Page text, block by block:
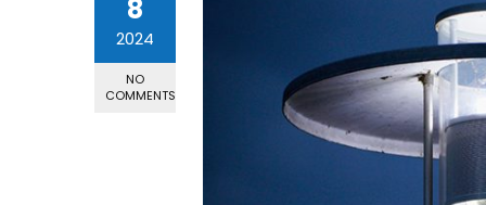
8
2024
NO
COMMENTS